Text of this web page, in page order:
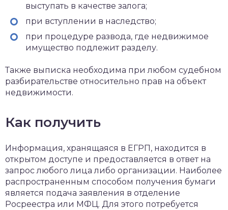
выступать в качестве залога;
при вступлении в наследство;
при процедуре развода, где недвижимое
имущество подлежит разделу.
Также выписка необходима при любом судебном
разбирательстве относительно прав на объект
недвижимости.
Как получить
Информация, хранящаяся в ЕГРП, находится в
открытом доступе и предоставляется в ответ на
запрос любого лица либо организации. Наиболее
распространенным способом получения бумаги
является подача заявления в отделение
Росреестра или МФЦ. Для этого потребуется